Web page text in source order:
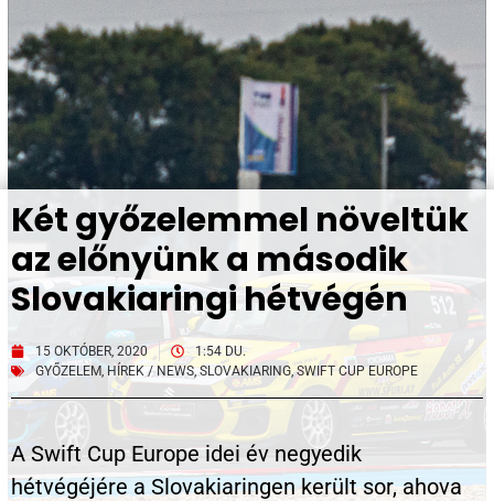
Két győzelemmel növeltük
az előnyünk a második
Slovakiaringi hétvégén
15 OKTÓBER, 2020
1:54 DU.
GYŐZELEM, HÍREK / NEWS,SLOVAKIARING,SWIFT CUP EUROPE
A Swift Cup Europe idei év negyedik
hétvégéjére a Slovakiaringen került sor, ahova